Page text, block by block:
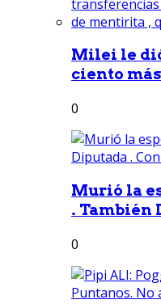
Milei le
ciento
0
Murió la
. También
0